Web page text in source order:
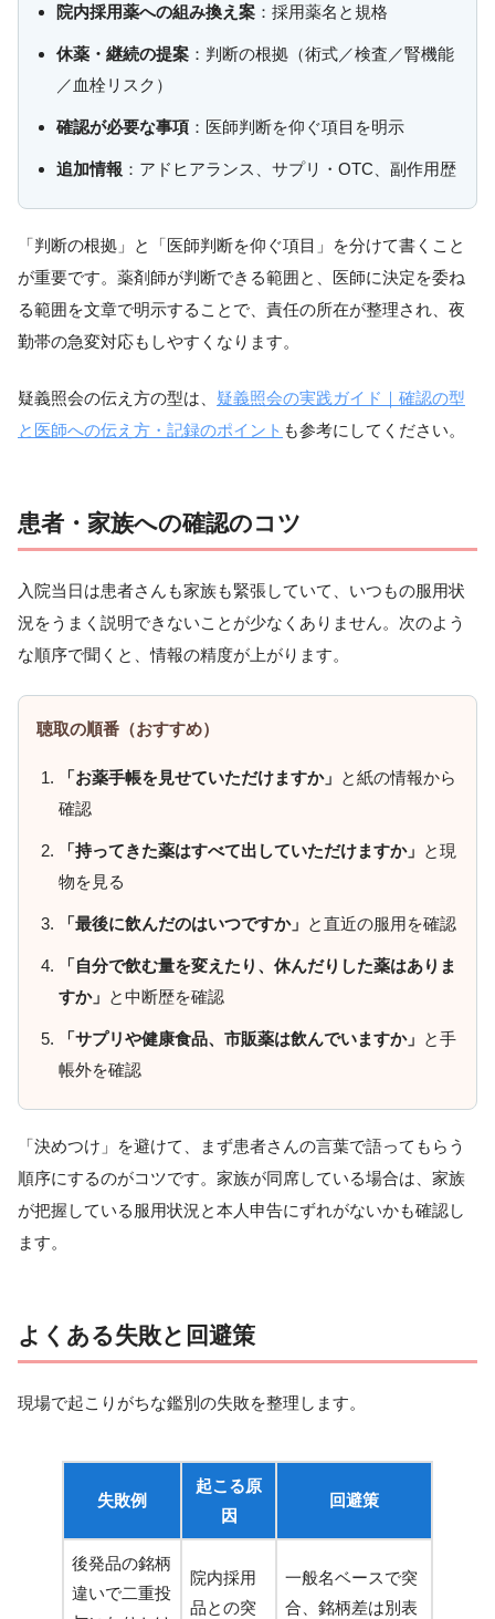
院内採用薬への組み換え案 ：採用薬名と規格
休薬・継続の提案 ：判断の根拠（術式／検査／腎機能
／血栓リスク）
確認が必要な事項 ：医師判断を仰ぐ項目を明示
追加情報 ：アドヒアランス、サプリ・OTC、副作用歴
「判断の根拠」と「医師判断を仰ぐ項目」を分けて書くこと
が重要です。薬剤師が判断できる範囲と、医師に決定を委ね
る範囲を文章で明示することで、責任の所在が整理され、夜
勤帯の急変対応もしやすくなります。
疑義照会の伝え方の型は、 疑義照会の実践ガイド｜確認の型
と医師への伝え方・記録のポイント も参考にしてください。
患者・家族への確認のコツ
入院当日は患者さんも家族も緊張していて、いつもの服用状
況をうまく説明できないことが少なくありません。次のよう
な順序で聞くと、情報の精度が上がります。
聴取の順番（おすすめ）
「お薬手帳を見せていただけますか」 と紙の情報から
確認
「持ってきた薬はすべて出していただけますか」 と現
物を見る
「最後に飲んだのはいつですか」 と直近の服用を確認
「自分で飲む量を変えたり、休んだりした薬はありま
すか」 と中断歴を確認
「サプリや健康食品、市販薬は飲んでいますか」 と手
帳外を確認
「決めつけ」を避けて、まず患者さんの言葉で語ってもらう
順序にするのがコツです。家族が同席している場合は、家族
が把握している服用状況と本人申告にずれがないかも確認し
ます。
よくある失敗と回避策
現場で起こりがちな鑑別の失敗を整理します。
失敗例
起こる原
因
回避策
後発品の銘柄
違いで二重投
院内採用
品との突
一般名ベースで突
合、銘柄差は別表